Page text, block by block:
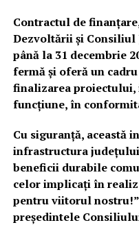
Contractul de
Dezvoltării și Consiliul
până la 31 decembrie
fermă și oferă un
finalizarea proiectului,
funcțiune, în
Cu siguranță, această
infrastructura județului
beneficii durabile
celor implicați în
pentru viitorul
președintele